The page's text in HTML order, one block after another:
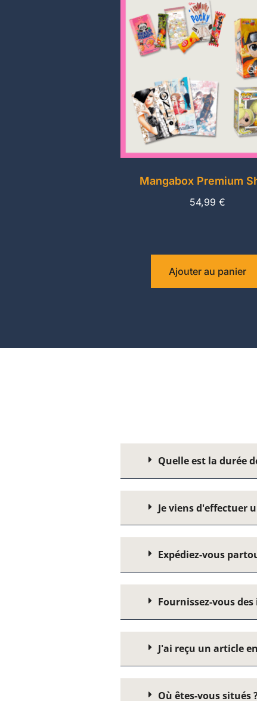
Mangabox Premium
54,99€
Ajouter au panier
Quelle est la durée
Je viens d'effectuer
Expédiez-vous
Fournissez-vous
J'ai reçu un article
Où êtes-vous situés